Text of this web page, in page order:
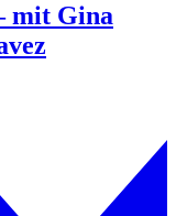
mit Gina